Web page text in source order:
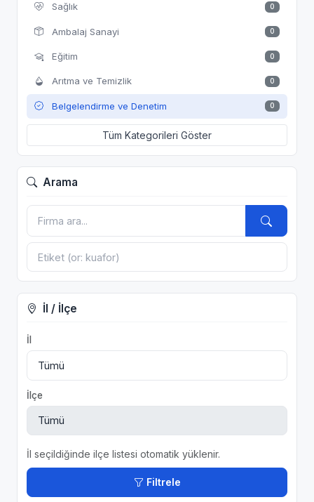
Sağlık 0
Ambalaj Sanayi 0
Eğitim 0
Arıtma ve Temizlik 0
Belgelendirme ve Denetim 0
Tüm Kategorileri Göster
Arama
İl / İlçe
İl
İlçe
İl seçildiğinde ilçe listesi otomatik yüklenir.
Filtrele